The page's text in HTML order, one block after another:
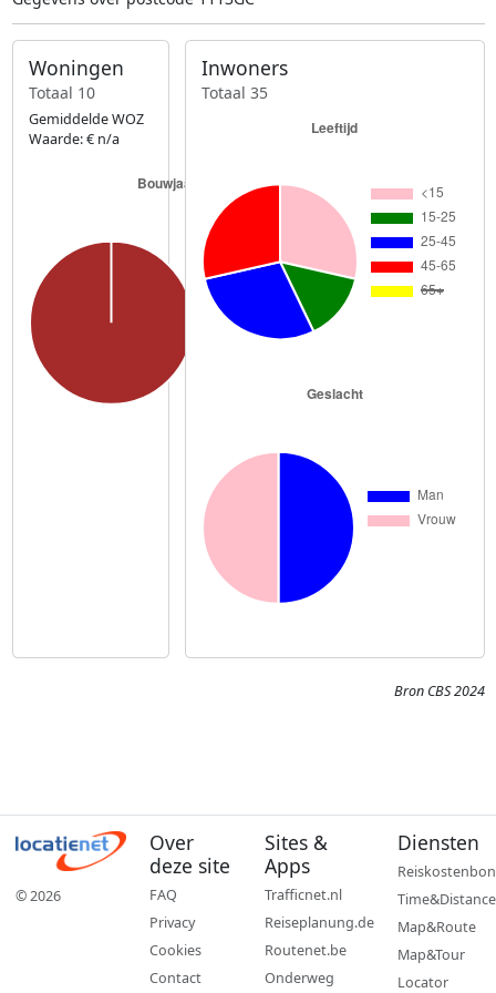
Woningen
Totaal 10
Gemiddelde WOZ
Waarde: € n/a
Inwoners
Totaal 35
Bron CBS 2024
© 2026
Over
deze site
FAQ
Privacy
Cookies
Contact
Sites &
Apps
Trafficnet.nl
Reiseplanung.de
Routenet.be
Onderweg
Diensten
Reiskostenbon
Time&Distance
Map&Route
Map&Tour
Locator